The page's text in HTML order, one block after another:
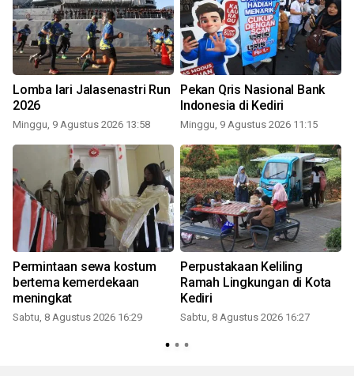
Lomba lari Jalasenastri Run
2026
Minggu, 9 Agustus 2026 13:58
Pekan Qris Nasional Bank
Indonesia di Kediri
Minggu, 9 Agustus 2026 11:15
Permintaan sewa kostum
bertema kemerdekaan
meningkat
Sabtu, 8 Agustus 2026 16:29
Perpustakaan Keliling
Ramah Lingkungan di Kota
Kediri
Sabtu, 8 Agustus 2026 16:27